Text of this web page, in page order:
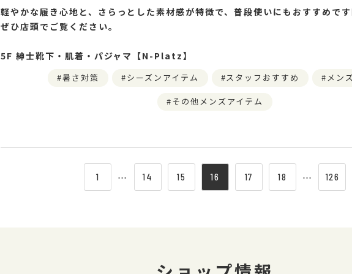
軽やかな履き心地と、さらっとした素材感が特徴で、普段使いにもおすすめで
ぜひ店頭でご覧ください。
5F 紳士靴下・肌着・パジャマ【N-Platz】
暑さ対策 シーズンアイテム スタッフおすすめ メン
その他メンズアイテム
1 ⋯ 14 15 16 17 18 ⋯ 126